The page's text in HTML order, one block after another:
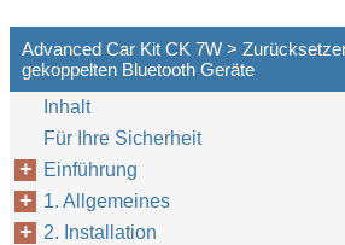
Advanced Car Kit CK 7W >
gekoppelten Bluetooth Geräte
Inhalt
Für Ihre Sicherheit
Einführung
1. Allgemeines
2. Installation